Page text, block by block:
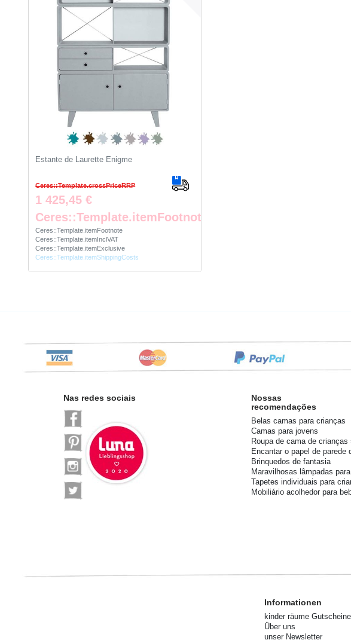
Estante de Laurette Enigme
Ceres::Template.crossPriceRRP
1 425,45 €
Ceres::Template.itemFootnote
Ceres::Template.itemFootnote
Ceres::Template.itemInclVAT
Ceres::Template.itemExclusive
Ceres::Template.itemShippingCosts
Nas redes sociais
Nossas
recomendações
Belas camas para crianças
Camas para jovens
Roupa de cama de crianças
Encantar o papel de parede
Brinquedos de fantasia
Maravilhosas lâmpadas
Tapetes individuais para
Mobiliário acolhedor para
Informationen
kinder räume Gutscheine
Über uns
unser Newsletter